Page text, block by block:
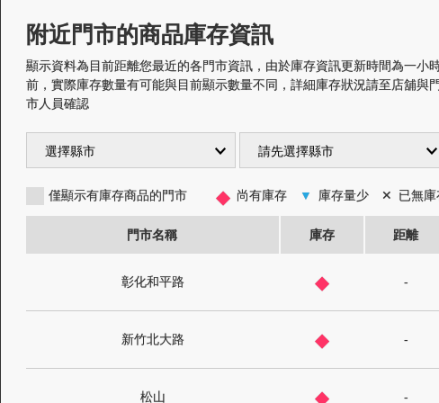
附近門市的商品庫存資訊
顯示資料為目前距離您最近的各門市資訊，由於庫存資訊更新時間為一小
前，實際庫存數量有可能與目前顯示數量不同，詳細庫存狀況請至店舖與門
市人員確認
僅顯示有庫存商品的門市 ◆ 尚有庫存 ▼ 庫存量少 ✕ 已無庫
門市名稱 庫存 距離
彰化和平路 ◆ -
新竹北大路 ◆ -
松山 ◆ -